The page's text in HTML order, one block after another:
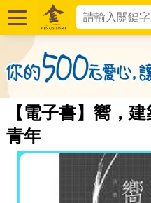
【電子書】嚮，
青年